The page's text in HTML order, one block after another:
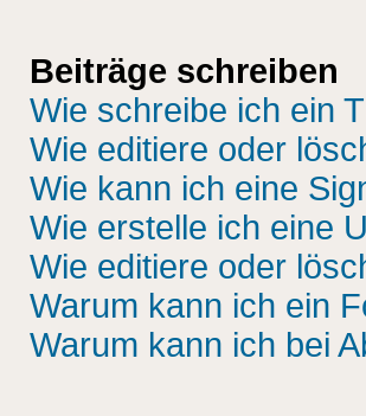
Beiträge schreiben
Wie schreibe ich ein
Wie editiere oder
Wie kann ich eine
Wie erstelle ich eine
Wie editiere oder
Warum kann ich ein
Warum kann ich bei